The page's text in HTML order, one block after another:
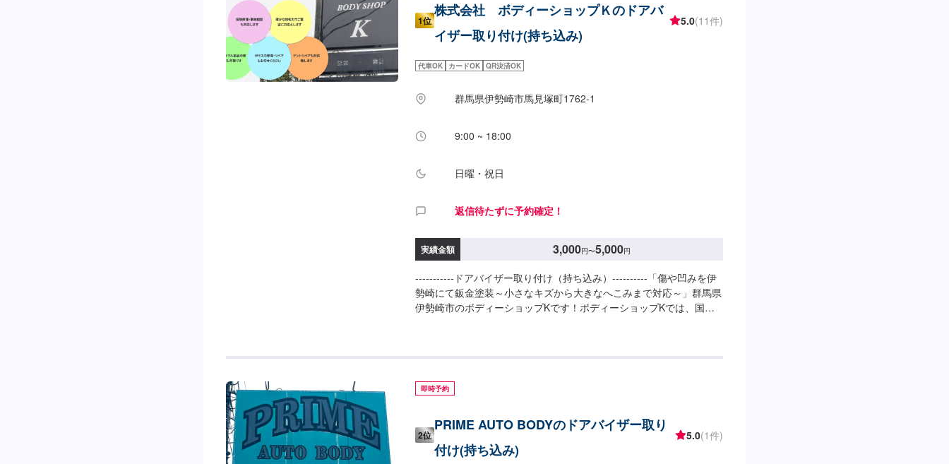
1位
株式会社 ボディーショップＫのドアバ
イザー取り付け(持ち込み)
5.0(11件)
代車OK カードOK QR決済OK
群馬県伊勢崎市馬見塚町1762‐1
9:00 ~ 18:00
日曜・祝日
返信待たずに予約確定！
実績金額 3,000円〜5,000円
-----------ドアバイザー取り付け（持ち込み）----------「傷や凹みを伊
勢崎にて鈑金塗装～小さなキズから大きなへこみまで対応～」群馬県
伊勢崎市のボディーショップKです！ボディーショップKでは、国産
ざいましたらなんでもご相談ください！鈑金塗装のプロフェッショナ
ルがお車の状態をしっかりと判断し、適切な修理の方法をご提案いた
す！全員業界歴20年以上の大ベテランの作業員です。お客様の愛車を
ご安心してお任せください！--------------------------------------------------
【1】オファーにてお問い合わせ【2】お見積り【3】お見積りにご納
即時予約
2位
PRIME AUTO BODYのドアバイザー取り
付け(持ち込み)
5.0(1件)